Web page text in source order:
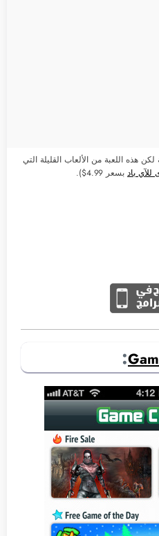
هذه اللعبة من الألعاب القليلة التي
باد بسعر 4.99$).
: